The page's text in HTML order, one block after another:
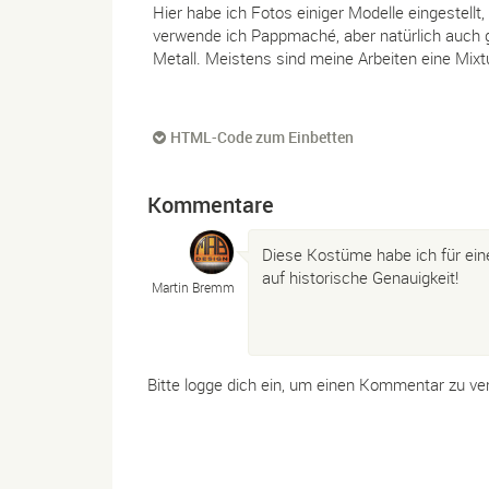
Hier habe ich Fotos einiger Modelle
verwende ich Pappmaché, aber natürlich auch
Metall. Meistens sind meine Arbeiten eine
HTML-Code zum Einbetten
Kommentare
Martin Bremm
Diese Kostüme habe ich für
auf historische Genauigkeit!
Bitte logge dich ein, um einen Kommentar zu